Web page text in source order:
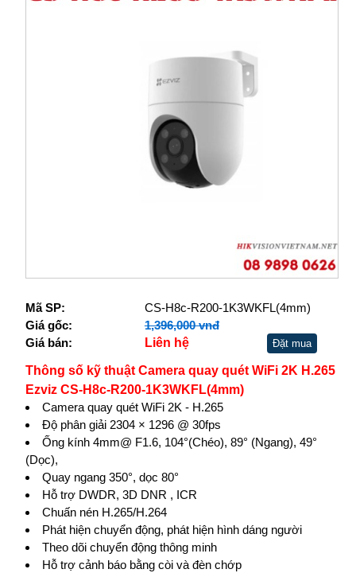
Mã SP:
CS-H8c-R200-1K3WKFL(4mm)
Giá gốc:
1,396,000 vnđ
Giá bán:
Liên hệ Đặt mua
Thông số kỹ thuật Camera quay quét WiFi 2K H.265
Ezviz CS-H8c-R200-1K3WKFL(4mm)
Camera quay quét WiFi 2K - H.265
Độ phân giải 2304 × 1296 @ 30fps
Ống kính 4mm@ F1.6, 104°(Chéo), 89° (Ngang), 49°
(Dọc),
Quay ngang 350°, dọc 80°
Hỗ trợ DWDR, 3D DNR , ICR
Chuấn nén H.265/H.264
Phát hiện chuyển động, phát hiện hình dáng người
Theo dõi chuyển động thông minh
Hỗ trợ cảnh báo bằng còi và đèn chớp